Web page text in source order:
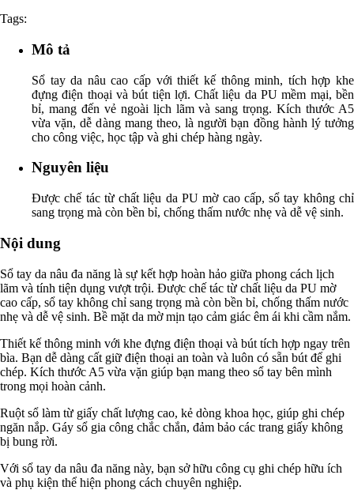
Tags:
Mô tả
Sổ tay da nâu cao cấp với thiết kế thông minh, tích hợp khe
đựng điện thoại và bút tiện lợi. Chất liệu da PU mềm mại, bền
bỉ, mang đến vẻ ngoài lịch lãm và sang trọng. Kích thước A5
vừa vặn, dễ dàng mang theo, là người bạn đồng hành lý tưởng
cho công việc, học tập và ghi chép hàng ngày.
Nguyên liệu
Được chế tác từ chất liệu da PU mờ cao cấp, sổ tay không chỉ
sang trọng mà còn bền bỉ, chống thấm nước nhẹ và dễ vệ sinh.
Nội dung
Sổ tay da nâu đa năng là sự kết hợp hoàn hảo giữa phong cách lịch
lãm và tính tiện dụng vượt trội. Được chế tác từ chất liệu da PU mờ
cao cấp, sổ tay không chỉ sang trọng mà còn bền bỉ, chống thấm nước
nhẹ và dễ vệ sinh. Bề mặt da mờ mịn tạo cảm giác êm ái khi cầm nắm.
Thiết kế thông minh với khe đựng điện thoại và bút tích hợp ngay trên
bìa. Bạn dễ dàng cất giữ điện thoại an toàn và luôn có sẵn bút để ghi
chép. Kích thước A5 vừa vặn giúp bạn mang theo sổ tay bên mình
trong mọi hoàn cảnh.
Ruột sổ làm từ giấy chất lượng cao, kẻ dòng khoa học, giúp ghi chép
ngăn nắp. Gáy sổ gia công chắc chắn, đảm bảo các trang giấy không
bị bung rời.
Với sổ tay da nâu đa năng này, bạn sở hữu công cụ ghi chép hữu ích
và phụ kiện thể hiện phong cách chuyên nghiệp.